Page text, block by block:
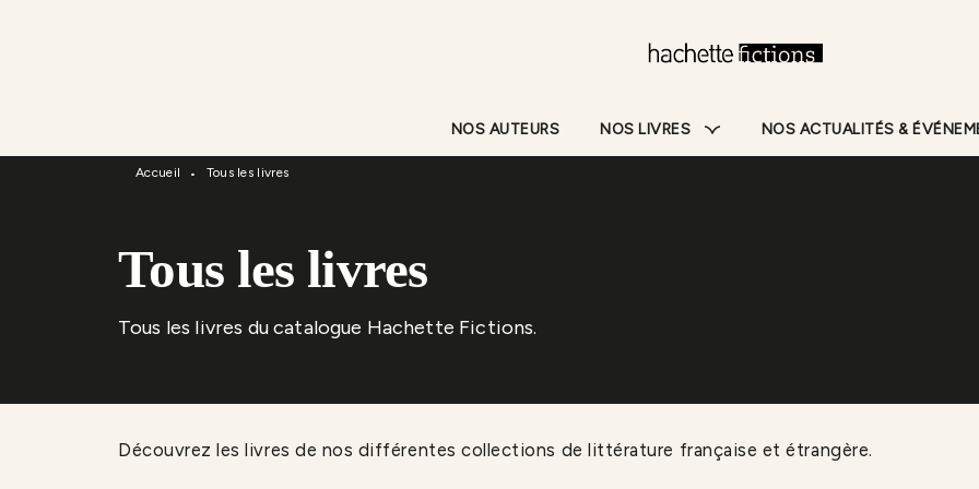
NOS AUTEURS NOS LIVRES NOS ACTUALITÉS &
Accueil • Tous les livres
Tous les livres
Tous les livres du catalogue Hachette Fictions.
Découvrez les livres de nos différentes collections de littérature française et étrangère.